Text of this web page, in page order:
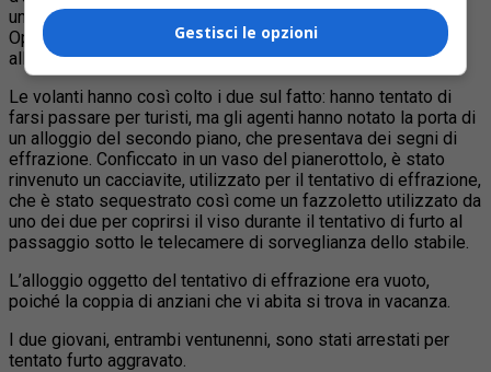
un cittadino, giunta nel cuore della notte alla Centrale Radio
Operativa, relativa allapresenza di due persone sospette
all’interno di un palazzo in corso Brunelleschi.
Le volanti hanno così colto i due sul fatto: hanno tentato di
farsi passare per turisti, ma gli agenti hanno notato la porta di
un alloggio del secondo piano, che presentava dei segni di
effrazione. Conficcato in un vaso del pianerottolo, è stato
rinvenuto un cacciavite, utilizzato per il tentativo di effrazione,
che è stato sequestrato così come un fazzoletto utilizzato da
uno dei due per coprirsi il viso durante il tentativo di furto al
passaggio sotto le telecamere di sorveglianza dello stabile.
L’alloggio oggetto del tentativo di effrazione era vuoto,
poiché la coppia di anziani che vi abita si trova in vacanza.
I due giovani, entrambi ventunenni, sono stati arrestati per
tentato furto aggravato.
Gestisci le opzioni